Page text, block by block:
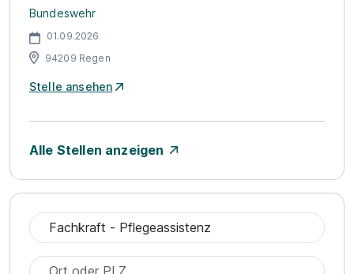
Bundeswehr
01.09.2026
94209 Regen
Stelle ansehen
Alle Stellen anzeigen